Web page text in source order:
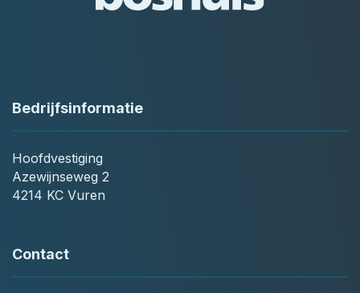
Bedrijfsinformatie
Hoofdvestiging
Azewijnseweg 2
4214 KC Vuren
Contact